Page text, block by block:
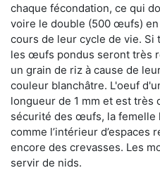
chaque fécondation, ce qui
voire le double (500 œufs)
cours de leur cycle de vie. Si
les œufs pondus seront très
un grain de riz à cause de
couleur blanchâtre. L'oeuf
longueur de 1 mm et est très
sécurité des œufs, la femelle
comme l’intérieur d’espaces
encore des crevasses. Les
servir de nids.